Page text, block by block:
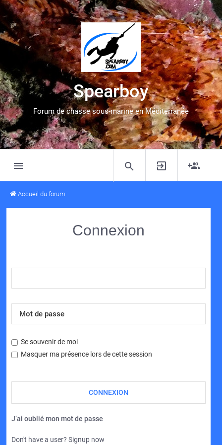
Spearboy
Forum de chasse sous-marine en Méditerranée
Accueil du forum
Connexion
Se souvenir de moi
Masquer ma présence lors de cette session
J’ai oublié mon mot de passe
Don't have a user? Signup now